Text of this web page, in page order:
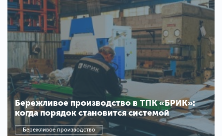
Бережливое производство в ТПК «БРИК»:
когда порядок становится системой
Бережливое производство